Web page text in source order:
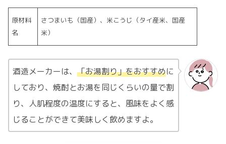
原材料
名
さつまいも（国産）、米こうじ（タイ産米、国産
米）
酒造メーカーは、 「お湯割り」をおすすめに
しており、焼酎とお湯を同じくらいの量で割
り、人肌程度の温度にすると、風味をよく感
じることができて美味しく飲めますよ。